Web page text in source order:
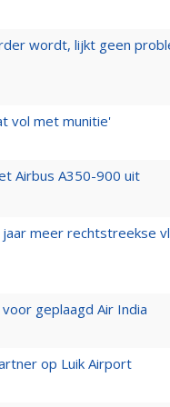
wordt, lijkt geen
vol met munitie'
Airbus A350-900 uit
meer rechtstreekse
geplaagd Air India
op Luik Airport